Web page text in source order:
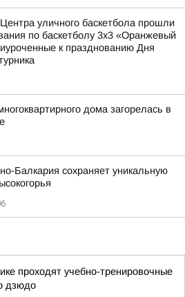
уличного баскетбола прошли
по баскетболу 3x3 «Оранжевый
к празднованию Дня
дома загорелась в
Балкария сохраняет уникальную
проходят учебно-тренировочные
дзюдо